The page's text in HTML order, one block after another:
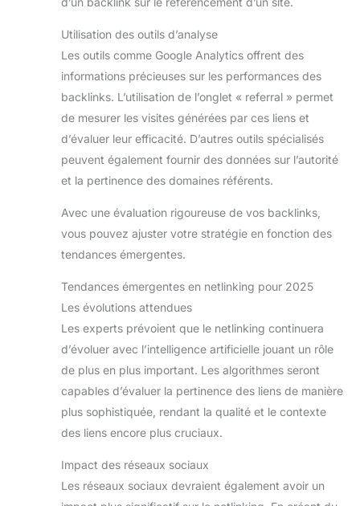
Utilisation des outils d’analyse
Les outils comme Google Analytics offrent des
informations précieuses sur les performances des
backlinks. L’utilisation de l’onglet « referral » permet
de mesurer les visites générées par ces liens et
d’évaluer leur efficacité. D’autres outils spécialisés
peuvent également fournir des données sur l’autorité
et la pertinence des domaines référents.
Avec une évaluation rigoureuse de vos backlinks,
vous pouvez ajuster votre stratégie en fonction des
tendances émergentes.
Tendances émergentes en netlinking pour 2025
Les évolutions attendues
Les experts prévoient que le netlinking continuera
d’évoluer avec l’intelligence artificielle jouant un rôle
de plus en plus important. Les algorithmes seront
capables d’évaluer la pertinence des liens de manière
plus sophistiquée, rendant la qualité et le contexte
des liens encore plus cruciaux.
Impact des réseaux sociaux
Les réseaux sociaux devraient également avoir un